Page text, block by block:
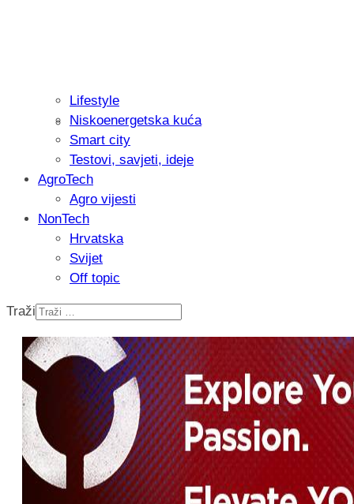
Isprobali smo: Thermostar
Recenzija: Einhell Professional CP-
nikada prije
Lifestyle
Niskoenergetska kuća
Smart city
Testovi, savjeti, ideje
AgroTech
Agro vijesti
NonTech
Hrvatska
Svijet
Off topic
Traži